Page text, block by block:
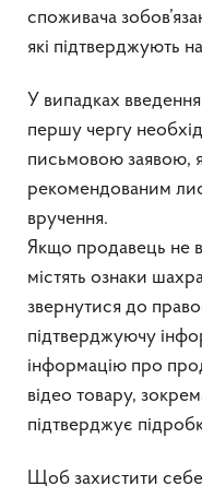
споживача
які підтверджують
У випадках
першу чергу
письмовою заявою,
рекомендованим
вручення.
Якщо продавець не
містять ознаки
звернутися до
підтверджуючу
інформацію про
відео товару,
підтверджує
Щоб захистити